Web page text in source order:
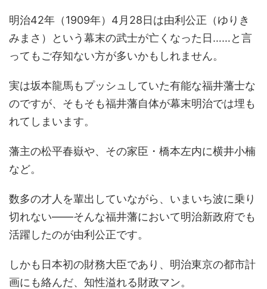
明治42年（1909年）4月28日は由利公正（ゆりき
みまさ）という幕末の武士が亡くなった日……と言
ってもご存知ない方が多いかもしれません。
実は坂本龍馬もプッシュしていた有能な福井藩士な
のですが、そもそも福井藩自体が幕末明治では埋も
れてしまいます。
藩主の松平春嶽や、その家臣・橋本左内に横井小楠
など。
数多の才人を輩出していながら、いまいち波に乗り
切れない――そんな福井藩において明治新政府でも
活躍したのが由利公正です。
しかも日本初の財務大臣であり、明治東京の都市計
画にも絡んだ、知性溢れる財政マン。